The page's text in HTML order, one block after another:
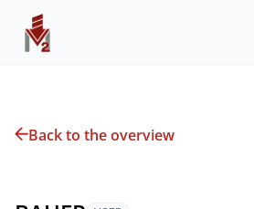
Back to the overview